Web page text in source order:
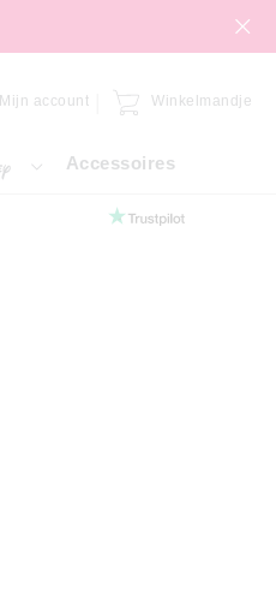
Mijn account Winkelmandje
Accessoires